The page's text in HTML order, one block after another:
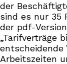
der
sind es nur 35
der pdf-
„Tarifverträge
entscheidende
Arbeitszeiten